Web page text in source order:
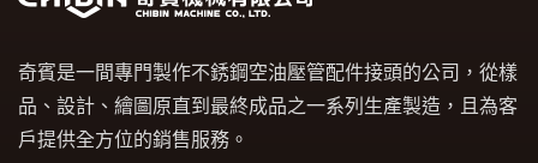
奇賓是一間專門製作不銹鋼空油壓管配件接頭的公司，從樣
品、設計、繪圖原直到最終成品之一系列生產製造，且為客
戶提供全方位的銷售服務。